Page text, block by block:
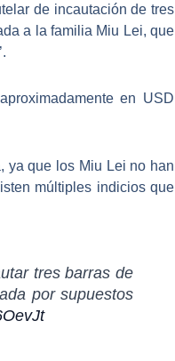
de incautación de tres
a la familia Miu Lei, que
en USD
ya que los Miu Lei no han
múltiples indicios que
tres barras de
por supuestos